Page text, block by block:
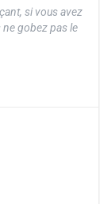
si vous avez
gobez pas le